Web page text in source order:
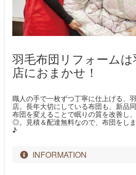
羽毛布団リフォーム
店におまかせ！
職人の手で一枚ずつ丁寧に仕上げる、
店。長年大切にしている布団も、新品
布団を変えることで眠りの質を改善し
◎。見積＆配達無料なので、布団をし
♪
INFORMATION